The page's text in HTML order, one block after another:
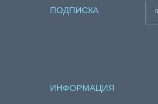
ПОДПИСКА
ИНФОРМАЦИЯ